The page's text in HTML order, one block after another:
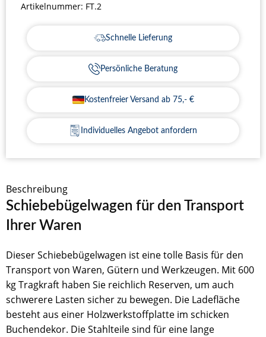
Artikelnummer: FT.2
Schnelle Lieferung
Persönliche Beratung
Kostenfreier Versand ab 75,- €
Individuelles Angebot anfordern
Beschreibung
Schiebebügelwagen für den Transport
Ihrer Waren
Dieser Schiebebügelwagen ist eine tolle Basis für den
Transport von Waren, Gütern und Werkzeugen. Mit 600
kg Tragkraft haben Sie reichlich Reserven, um auch
schwerere Lasten sicher zu bewegen. Die Ladefläche
besteht aus einer Holzwerkstoffplatte im schicken
Buchendekor. Die Stahlteile sind für eine lange